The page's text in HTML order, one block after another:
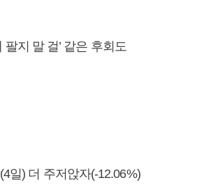
팔지 말 걸’ 같은 후회도
일) 더 주저앉자(-12.06%)